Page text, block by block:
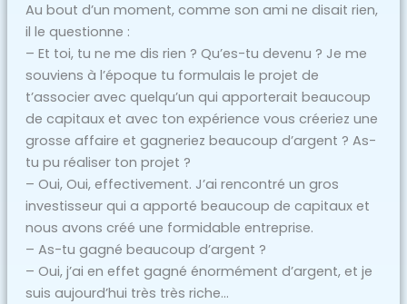
Au bout d’un moment, comme son ami ne disait rien,
il le questionne :
– Et toi, tu ne me dis rien ? Qu’es-tu devenu ? Je me
souviens à l’époque tu formulais le projet de
t’associer avec quelqu’un qui apporterait beaucoup
de capitaux et avec ton expérience vous créeriez une
grosse affaire et gagneriez beaucoup d’argent ? As-
tu pu réaliser ton projet ?
– Oui, Oui, effectivement. J’ai rencontré un gros
investisseur qui a apporté beaucoup de capitaux et
nous avons créé une formidable entreprise.
– As-tu gagné beaucoup d’argent ?
– Oui, j’ai en effet gagné énormément d’argent, et je
suis aujourd’hui très très riche…